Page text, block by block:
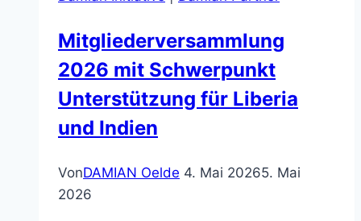
beenden!
Mitgliederversammlung
2026 mit Schwerpunkt
Unterstützung für Liberia
und Indien
VonDAMIAN Oelde 4. Mai 20265. Mai
2026